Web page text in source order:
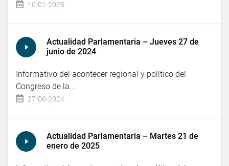
10-01-2025
Actualidad Parlamentaria – Jueves 27 de
junio de 2024
Informativo del acontecer regional y político del
Congreso de la...
27-06-2024
Actualidad Parlamentaria – Martes 21 de
enero de 2025